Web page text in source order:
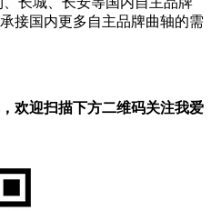
接国内更多自主品牌曲轴的需
欢迎扫描下方二维码关注我爱